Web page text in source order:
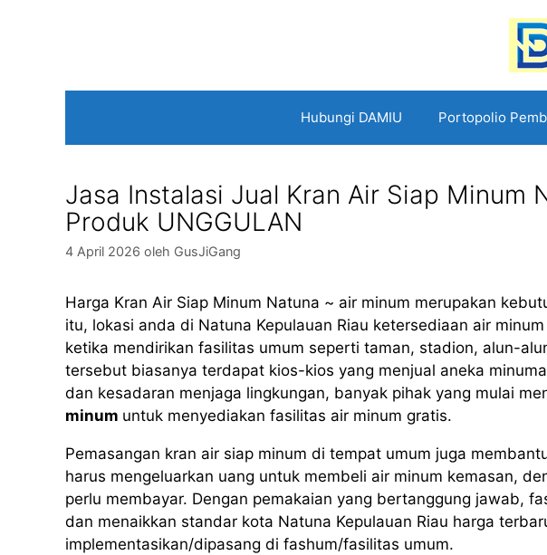
Hubungi DAMIU Portopolio
Jasa Instalasi Jual Kran Air Siap Minum
Produk UNGGULAN
4 April 2026 oleh GusJiGang
Harga Kran Air Siap Minum Natuna ~ air minum merupakan
itu, lokasi anda di Natuna Kepulauan Riau ketersediaan air
ketika mendirikan fasilitas umum seperti taman, stadion, alun-
tersebut biasanya terdapat kios-kios yang menjual aneka
dan kesadaran menjaga lingkungan, banyak pihak yang mulai
minum untuk menyediakan fasilitas air minum gratis.
Pemasangan kran air siap minum di tempat umum juga
harus mengeluarkan uang untuk membeli air minum kemasan,
perlu membayar. Dengan pemakaian yang bertanggung jawab,
dan menaikkan standar kota Natuna Kepulauan Riau harga
implementasikan/dipasang di fashum/fasilitas umum.